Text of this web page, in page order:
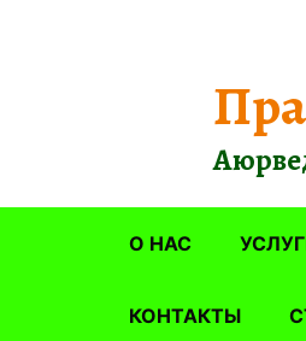
О НАС
КОНТАКТЫ